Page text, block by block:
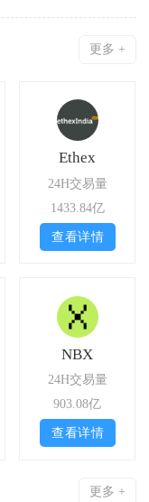
更多 +
Ethex
24H交易量
1433.84亿
查看详情
NBX
24H交易量
903.08亿
查看详情
更多 +